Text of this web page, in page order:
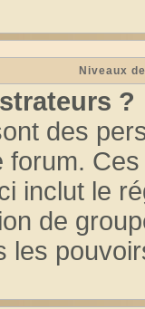
Niveaux
?
des
forum.
inclut le
de
les